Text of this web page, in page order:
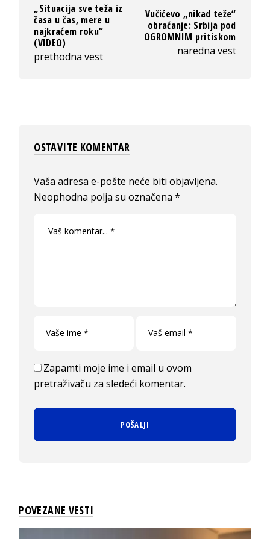
„Situacija sve teža iz
časa u čas, mere u
najkraćem roku“
(VIDEO)
prethodna vest
Vučićevo „nikad teže“
obraćanje: Srbija pod
OGROMNIM pritiskom
naredna vest
OSTAVITE KOMENTAR
Vaša adresa e-pošte neće biti objavljena.
Neophodna polja su označena*
Zapamti moje ime i email u ovom
pretraživaču za sledeći komentar.
POVEZANE VESTI